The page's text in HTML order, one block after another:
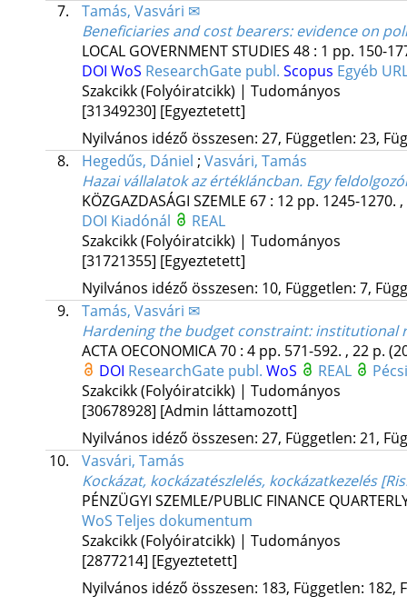
7.
Tamás, Vasvári ✉
Beneficiaries and cost bearers: evidence on
LOCAL GOVERNMENT STUDIES 48: 1 pp. 150-
DOI WoS ResearchGate publ. Scopus Egyéb
Szakcikk (Folyóiratcikk) | Tudományos
[31349230] [Egyeztetett]
Nyilvános idéző összesen: 27, Független: 23,
8.
Hegedűs, Dániel ; Vasvári, Tamás
Hazai vállalatok az értékláncban. Egy
KÖZGAZDASÁGI SZEMLE 67: 12 pp. 1245-1270.
DOI Kiadónál
REAL
Szakcikk (Folyóiratcikk) | Tudományos
[31721355] [Egyeztetett]
Nyilvános idéző összesen: 10, Független: 7,
9.
Tamás, Vasvári ✉
Hardening the budget constraint: institutional
ACTA OECONOMICA70: 4 pp. 571-592. , 22 p.
DOI ResearchGate publ. WoS REAL
Szakcikk (Folyóiratcikk) | Tudományos
[30678928] [Admin láttamozott]
Nyilvános idéző összesen: 27, Független: 21,
10.
Vasvári, Tamás
Kockázat, kockázatészlelés, kockázatkezelés
PÉNZÜGYI SZEMLE/PUBLIC FINANCE
WoS Teljes dokumentum
Szakcikk (Folyóiratcikk) | Tudományos
[2877214] [Egyeztetett]
Nyilvános idéző összesen: 183, Független: 182,